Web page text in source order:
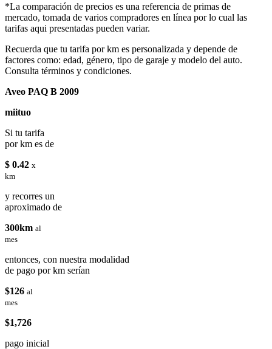
*La comparación de precios es una referencia de primas de
mercado, tomada de varios compradores en línea por lo cual las
tarifas aqui presentadas pueden variar.
Recuerda que tu tarifa por km es personalizada y depende de
factores como: edad, género, tipo de garaje y modelo del auto.
Consulta términos y condiciones.
Aveo PAQ B 2009
miituo
Si tu tarifa
por km es de
$ 0.42 x
km
y recorres un
aproximado de
300km al
mes
entonces, con nuestra modalidad
de pago por km serían
$126 al
mes
$1,726
pago inicial